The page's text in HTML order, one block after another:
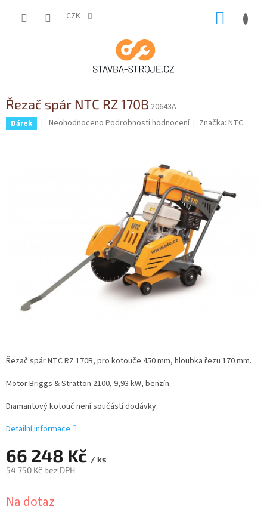
CZK
Řezač spár NTC RZ 170B 20643A
Dárek
Průměrné
Neohodnoceno Podrobnosti hodnocení Značka:NTC
66 248 Kč / ks
54 750 Kč bez DPH
cena:
Na dotaz
Řezač spár NTC RZ 170B, pro kotouče 450 mm, hloubka řezu 170 mm.
Motor Briggs & Stratton 2100, 9,93 kW, benzín.
Diamantový kotouč není součástí dodávky.
Detailní informace